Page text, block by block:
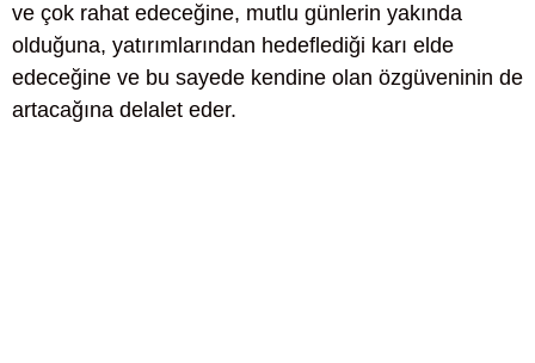
ve çok rahat edeceğine, mutlu günlerin yakında
olduğuna, yatırımlarından hedeflediği karı elde
edeceğine ve bu sayede kendine olan özgüveninin de
artacağına delalet eder.